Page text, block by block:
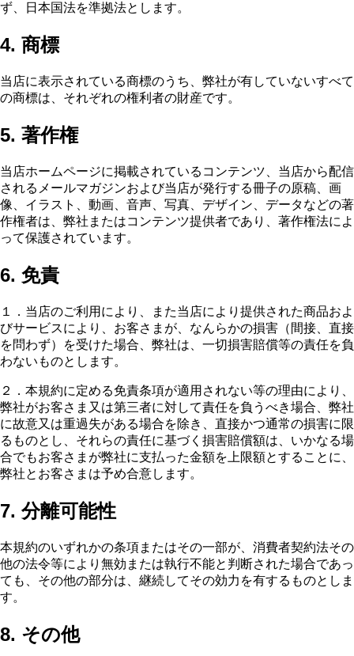
ず、日本国法を準拠法とします。
4. 商標
当店に表示されている商標のうち、弊社が有していないすべて
の商標は、それぞれの権利者の財産です。
5. 著作権
当店ホームページに掲載されているコンテンツ、当店から配信
されるメールマガジンおよび当店が発行する冊子の原稿、画
像、イラスト、動画、音声、写真、デザイン、データなどの著
作権者は、弊社またはコンテンツ提供者であり、著作権法によ
って保護されています。
6. 免責
１．当店のご利用により、また当店により提供された商品およ
びサービスにより、お客さまが、なんらかの損害（間接、直接
を問わず）を受けた場合、弊社は、一切損害賠償等の責任を負
わないものとします。
２．本規約に定める免責条項が適用されない等の理由により、
弊社がお客さま又は第三者に対して責任を負うべき場合、弊社
に故意又は重過失がある場合を除き、直接かつ通常の損害に限
るものとし、それらの責任に基づく損害賠償額は、いかなる場
合でもお客さまが弊社に支払った金額を上限額とすることに、
弊社とお客さまは予め合意します。
7. 分離可能性
本規約のいずれかの条項またはその一部が、消費者契約法その
他の法令等により無効または執行不能と判断された場合であっ
ても、その他の部分は、継続してその効力を有するものとしま
す。
8. その他